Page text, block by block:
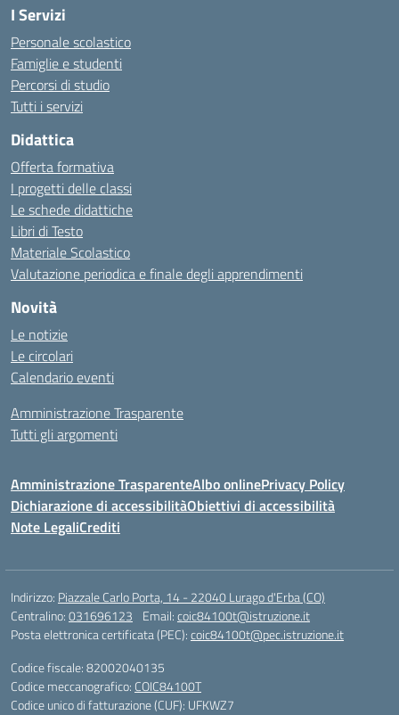
I Servizi
Personale scolastico
Famiglie e studenti
Percorsi di studio
Tutti i servizi
Didattica
Offerta formativa
I progetti delle classi
Le schede didattiche
Libri di Testo
Materiale Scolastico
Valutazione periodica e finale degli apprendimenti
Novità
Le notizie
Le circolari
Calendario eventi
Amministrazione Trasparente
Tutti gli argomenti
Amministrazione TrasparenteAlbo onlinePrivacy Policy
Dichiarazione di accessibilitàObiettivi di accessibilità
Note LegaliCrediti
Indirizzo: Piazzale Carlo Porta, 14 - 22040 Lurago d'Erba (CO)
Centralino:031696123 Email:coic84100t@istruzione.it
Posta elettronica certificata (PEC):coic84100t@pec.istruzione.it
Codice fiscale: 82002040135
Codice meccanografico: COIC84100T
Codice unico di fatturazione (CUF): UFKWZ7